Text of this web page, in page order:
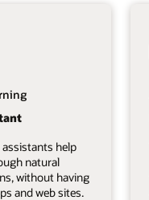
assistants help
natural
without having
and web sites.